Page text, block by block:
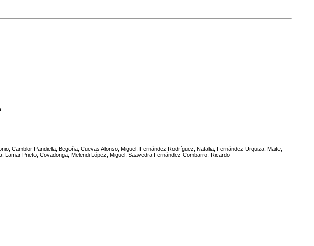
Camblor Pandiella, Begoña; Cuevas Alonso, Miguel; Fernández Rodríguez, Natalia; Fernández Urquiza, Maite;
Lamar Prieto, Covadonga; Melendi López, Miguel; Saavedra Fernández-Combarro, Ricardo